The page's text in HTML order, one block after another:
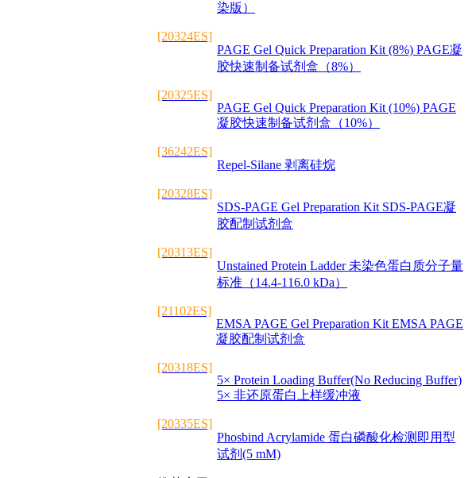
染版）
[20324ES]
PAGE Gel Quick Preparation Kit (8%) PAGE凝
胶快速制备试剂盒（8%）
[20325ES]
PAGE Gel Quick Preparation Kit (10%) PAGE
凝胶快速制备试剂盒（10%）
[36242ES]
Repel-Silane 剥离硅烷
[20328ES]
SDS-PAGE Gel Preparation Kit SDS-PAGE凝
胶配制试剂盒
[20313ES]
Unstained Protein Ladder 未染色蛋白质分子量
标准（14.4-116.0 kDa）
[21102ES]
EMSA PAGE Gel Preparation Kit EMSA PAGE
凝胶配制试剂盒
[20318ES]
5× Protein Loading Buffer(No Reducing Buffer)
5× 非还原蛋白上样缓冲液
[20335ES]
Phosbind Acrylamide 蛋白磷酸化检测即用型
试剂(5 mM)